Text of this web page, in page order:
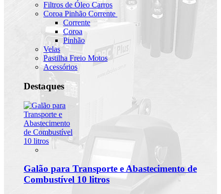
Filtros de Óleo Carros
Coroa Pinhão Corrente
Corrente
Coroa
Pinhão
Velas
Pastilha Freio Motos
Acessórios
Destaques
Galão para Transporte e Abastecimento de
Combustível 10 litros